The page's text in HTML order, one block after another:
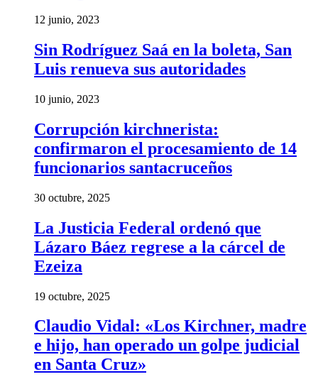
12 junio, 2023
Sin Rodríguez Saá en la boleta, San
Luis renueva sus autoridades
10 junio, 2023
Corrupción kirchnerista:
confirmaron el procesamiento de 14
funcionarios santacruceños
30 octubre, 2025
La Justicia Federal ordenó que
Lázaro Báez regrese a la cárcel de
Ezeiza
19 octubre, 2025
Claudio Vidal: «Los Kirchner, madre
e hijo, han operado un golpe judicial
en Santa Cruz»